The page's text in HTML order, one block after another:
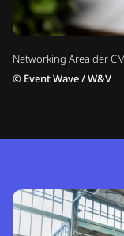
Networking Area der
© Event Wave / W&V